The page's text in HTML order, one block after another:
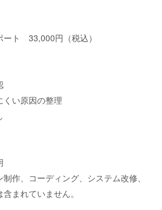
ート 33,000円（税込）
くい原因の整理
作、コーディング、システム改修、
まれていません。